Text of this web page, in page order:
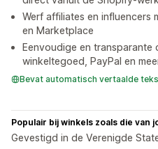
Werf affiliates en influencers
en Marketplace
Eenvoudige en transparante
winkeltegoed, PayPal en
Bevat automatisch vertaalde
Populair bij winkels zoals die van
Gevestigd in de Verenigde